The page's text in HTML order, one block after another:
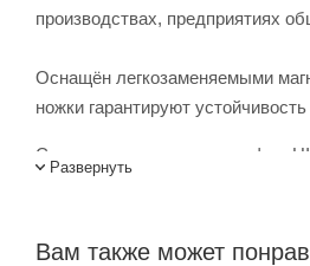
производствах, предприятиях
Оснащён легкозаменяемыми
ножки гарантируют
Стол с охлаждающим шкафом
Развернуть
Вам также может